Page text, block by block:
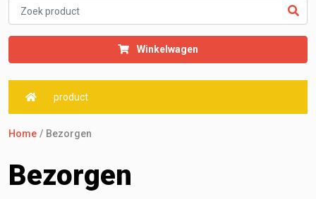
Winkelwagen
product
Home Bezorgen
Bezorgen